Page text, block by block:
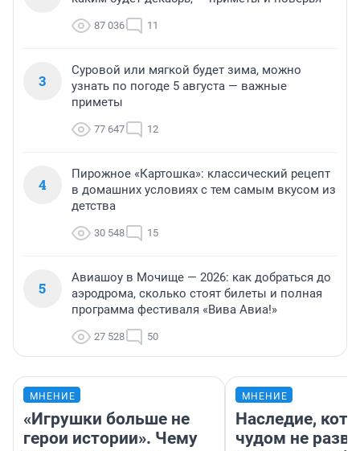
87 036 11
3
Суровой или мягкой будет зима, можно
узнать по погоде 5 августа — важные
приметы
77 647 12
4
Пирожное «Картошка»: классический рецепт
в домашних условиях с тем самым вкусом из
детства
30 548 15
5
Авиашоу в Мочище — 2026: как добраться до
аэродрома, сколько стоят билеты и полная
программа фестиваля «Вива Авиа!»
27 528 50
МНЕНИЕ
«Игрушки больше не
герои истории». Чему
МНЕНИЕ
Наследие,
чудом не